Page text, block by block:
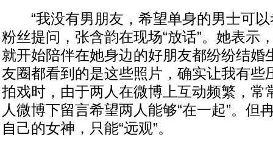
“我没有男朋友，希望单身的男士可以
粉丝提问，张含韵在现场“放话”。她表示
就开始陪伴在她身边的好朋友都纷纷结婚
友圈都看到的是这些照片，确实让我有些
拍戏时，由于两人在微博上互动频繁，常
人微博下留言希望两人能够“在一起”。但
自己的女神，只能“远观”。